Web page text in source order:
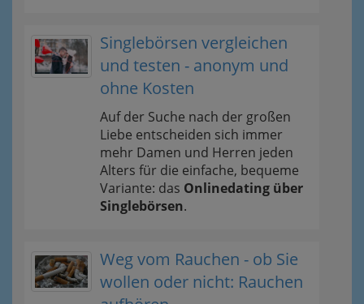
Singlebörsen vergleichen
und testen - anonym und
ohne Kosten
Auf der Suche nach der großen
Liebe entscheiden sich immer
mehr Damen und Herren jeden
Alters für die einfache, bequeme
Variante: das Onlinedating über
Singlebörsen.
Weg vom Rauchen - ob Sie
wollen oder nicht: Rauchen